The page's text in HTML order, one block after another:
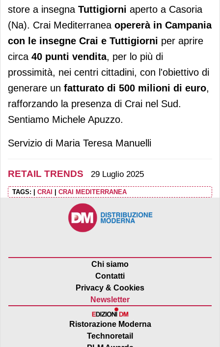
store a insegna Tuttigiorni aperto a Casoria
(Na). Crai Mediterranea opererà in Campania
con le insegne Crai e Tuttigiorni per aprire
circa 40 punti vendita, per lo più di
prossimità, nei centri cittadini, con l'obiettivo di
generare un fatturato di 500 milioni di euro,
rafforzando la presenza di Crai nel Sud.
Sentiamo Michele Apuzzo.
Servizio di Maria Teresa Manuelli
RETAIL TRENDS 29 Luglio 2025
TAGS: CRAI CRAI MEDITERRANEA
Chi siamo
Contatti
Privacy & Cookies
Newsletter
Ristorazione Moderna
Technoretail